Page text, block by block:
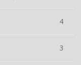
4
3